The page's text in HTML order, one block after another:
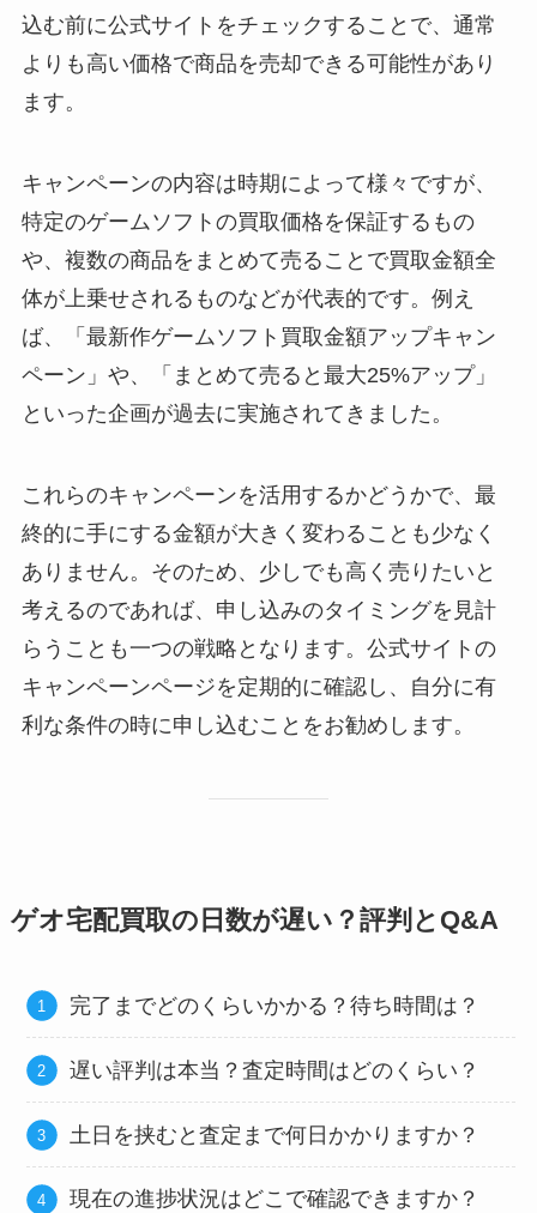
込む前に公式サイトをチェックすることで、通常
よりも高い価格で商品を売却できる可能性があり
ます。
キャンペーンの内容は時期によって様々ですが、
特定のゲームソフトの買取価格を保証するもの
や、複数の商品をまとめて売ることで買取金額全
体が上乗せされるものなどが代表的です。例え
ば、「最新作ゲームソフト買取金額アップキャン
ペーン」や、「まとめて売ると最大25%アップ」
といった企画が過去に実施されてきました。
これらのキャンペーンを活用するかどうかで、最
終的に手にする金額が大きく変わることも少なく
ありません。そのため、少しでも高く売りたいと
考えるのであれば、申し込みのタイミングを見計
らうことも一つの戦略となります。公式サイトの
キャンペーンページを定期的に確認し、自分に有
利な条件の時に申し込むことをお勧めします。
ゲオ宅配買取の日数が遅い？評判とQ&A
完了までどのくらいかかる？待ち時間は？
遅い評判は本当？査定時間はどのくらい？
土日を挟むと査定まで何日かかりますか？
現在の進捗状況はどこで確認できますか？